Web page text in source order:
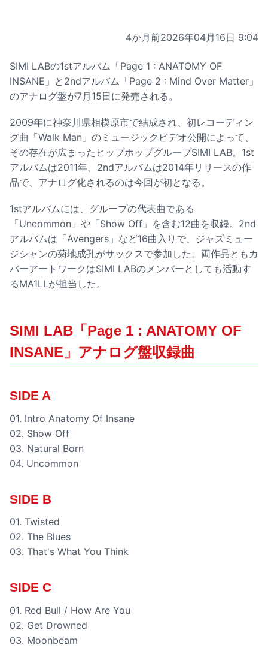
4か月前2026年04月16日 9:04
SIMI LABの1stアルバム「Page 1 : ANATOMY OF
INSANE」と2ndアルバム「Page 2 : Mind Over Matter」
のアナログ盤が7月15日に発売される。
2009年に神奈川県相模原市で結成され、初レコーディン
グ曲「Walk Man」のミュージックビデオ公開によって、
その存在が広まったヒップホップグループSIMI LAB。1st
アルバムは2011年、2ndアルバムは2014年リリースの作
品で、アナログ化されるのは今回が初となる。
1stアルバムには、グループの代表曲である
「Uncommon」や「Show Off」を含む12曲を収録。2nd
アルバムは「Avengers」など16曲入りで、ジャズミュー
ジシャンの菊地成孔がサックスで参加した。両作品ともカ
バーアートワークはSIMI LABのメンバーとしても活動す
るMA1LLが担当した。
SIMI LAB「Page 1 : ANATOMY OF
INSANE」アナログ盤収録曲
SIDE A
01. Intro Anatomy Of Insane
02. Show Off
03. Natural Born
04. Uncommon
SIDE B
01. Twisted
02. The Blues
03. That's What You Think
SIDE C
01. Red Bull / How Are You
02. Get Drowned
03. Moonbeam